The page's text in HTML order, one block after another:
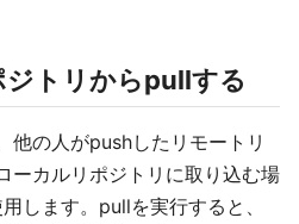
トリからpullする
他の人がpushしたリモートリ
ーカルリポジトリに取り込む場
します。pullを実行すると、